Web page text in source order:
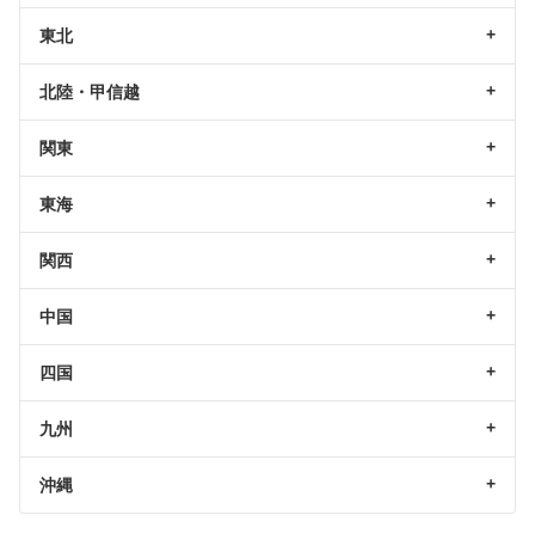
東北
北陸・甲信越
関東
東海
関西
中国
四国
九州
沖縄